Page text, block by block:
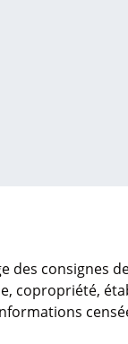
des consignes
copropriété,